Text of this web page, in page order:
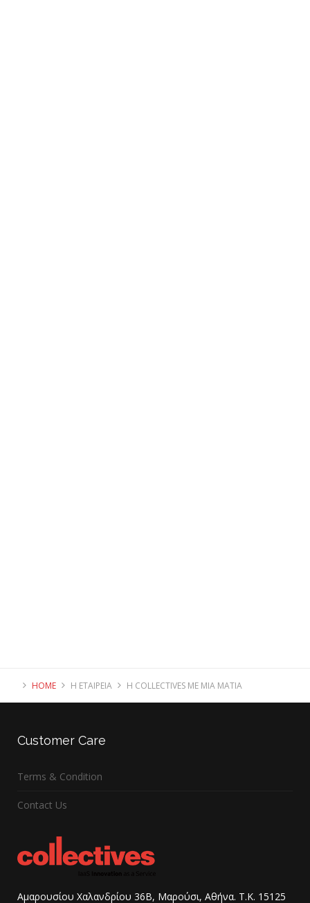
HOME Η ΕΤΑΙΡΕΊΑ Η COLLECTIVES ΜΕ ΜΙΑ ΜΑΤΙΆ
Customer Care
Terms & Condition
Contact Us
Αμαρουσίου Χαλανδρίου 36B, Μαρούσι, Αθήνα. Τ.Κ. 15125